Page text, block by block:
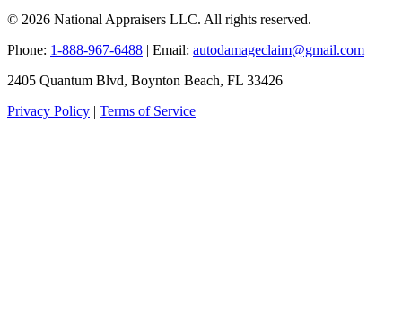
© 2026 National Appraisers LLC. All rights reserved.
Phone: 1-888-967-6488 | Email: autodamageclaim@gmail.com
2405 Quantum Blvd, Boynton Beach, FL 33426
Privacy Policy | Terms of Service